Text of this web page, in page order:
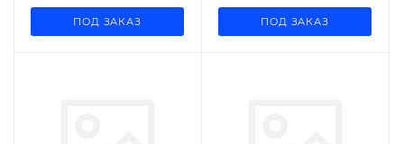
ПОД ЗАКАЗ ПОД ЗАКАЗ